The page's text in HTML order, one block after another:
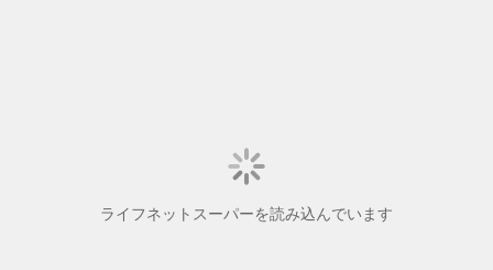
ライフネットスーパーを読み込んでいます